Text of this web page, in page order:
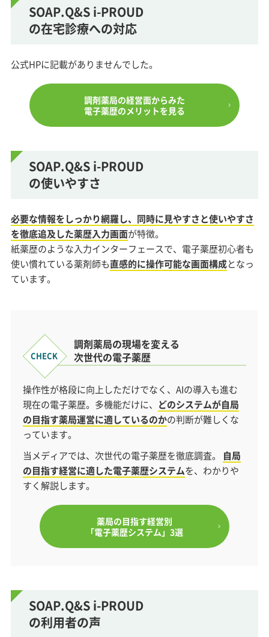
SOAP.Q&S i-PROUD
の在宅診療への対応
公式HPに記載がありませんでした。
調剤薬局の経営面からみた
電子薬歴のメリットを見る
SOAP.Q&S i-PROUD
の使いやすさ
必要な情報をしっかり網羅し、同時に見やすさと使いやすさ
を徹底追及した薬歴入力画面が特徴。
紙薬歴のような入力インターフェースで、電子薬歴初心者も
使い慣れている薬剤師も直感的に操作可能な画面構成となっ
ています。
調剤薬局の現場を変える
次世代の電子薬歴
操作性が格段に向上しただけでなく、AIの導入も進む
現在の電子薬歴。多機能だけに、 どのシステムが自局
の目指す薬局運営に適しているのかの判断が難しくな
っています。
当メディアでは、次世代の電子薬歴を徹底調査。 自局
の目指す経営に適した電子薬歴システムを、わかりや
すく解説します。
薬局の目指す経営別
「電子薬歴システム」3選
SOAP.Q&S i-PROUD
の利用者の声